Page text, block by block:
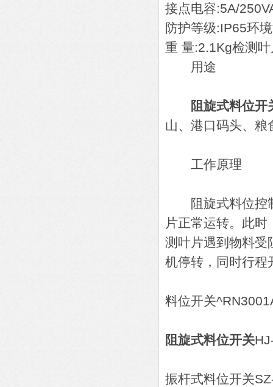
接点电容:5A/
防护等级:IP65环
重 量:2.1Kg检测
用途
阻旋式料位开
山、港口码头、粮
工作原理
阻旋式料位控制
片正常运转。此
测叶片遇到物料受
机停转，同时行程
料位开关
阻旋式料位开关
振杆式料位开关